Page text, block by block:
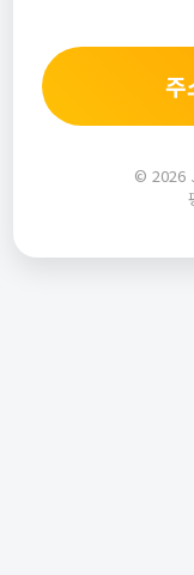
주
© 2026